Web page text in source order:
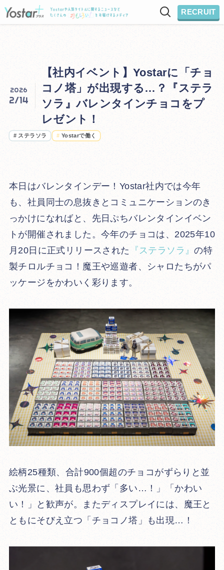
RECRUIT
【社内イベント】Yostarに「チョ
コノ塔」が出現する…？『ステラ
ソラ』バレンタインチョコをプ
レゼント！
2026
2/14
# ステラソラ # Yostarで働く
本日はバレンタインデー！Yostar社内では今年
も、社員同士の息抜きとコミュニケーションのき
っかけになればと、先日ぷちバレンタインイベン
トが開催されました。今年のチョコは、2025年10
月20日に正式リリースされた
『ステラソラ』の特
製チロルチョコ！魔王や巡遊者、シャロたちがパ
ッケージをかわいく彩ります。
絵柄25種類、合計900個超のチョコがずらりと並
ぶ光景に、社員も思わず「多い…！」「かわい
い！」と歓声が。またディスプレイには、魔王と
ともにそびえ立つ「チョコノ塔」も出現…！